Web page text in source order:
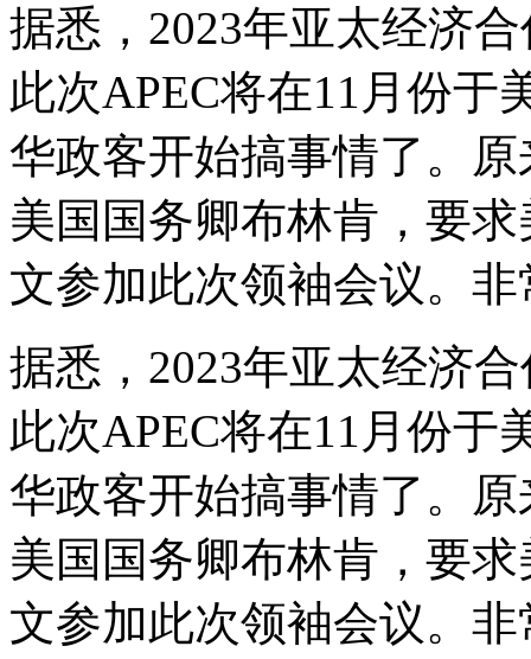
据悉，2023年亚太经济
此次APEC将在11月份于
华政客开始搞事情了。
美国国务卿布林肯，要
文参加此次领袖会议。
据悉，2023年亚太经济
此次APEC将在11月份于
华政客开始搞事情了。
美国国务卿布林肯，要
文参加此次领袖会议。